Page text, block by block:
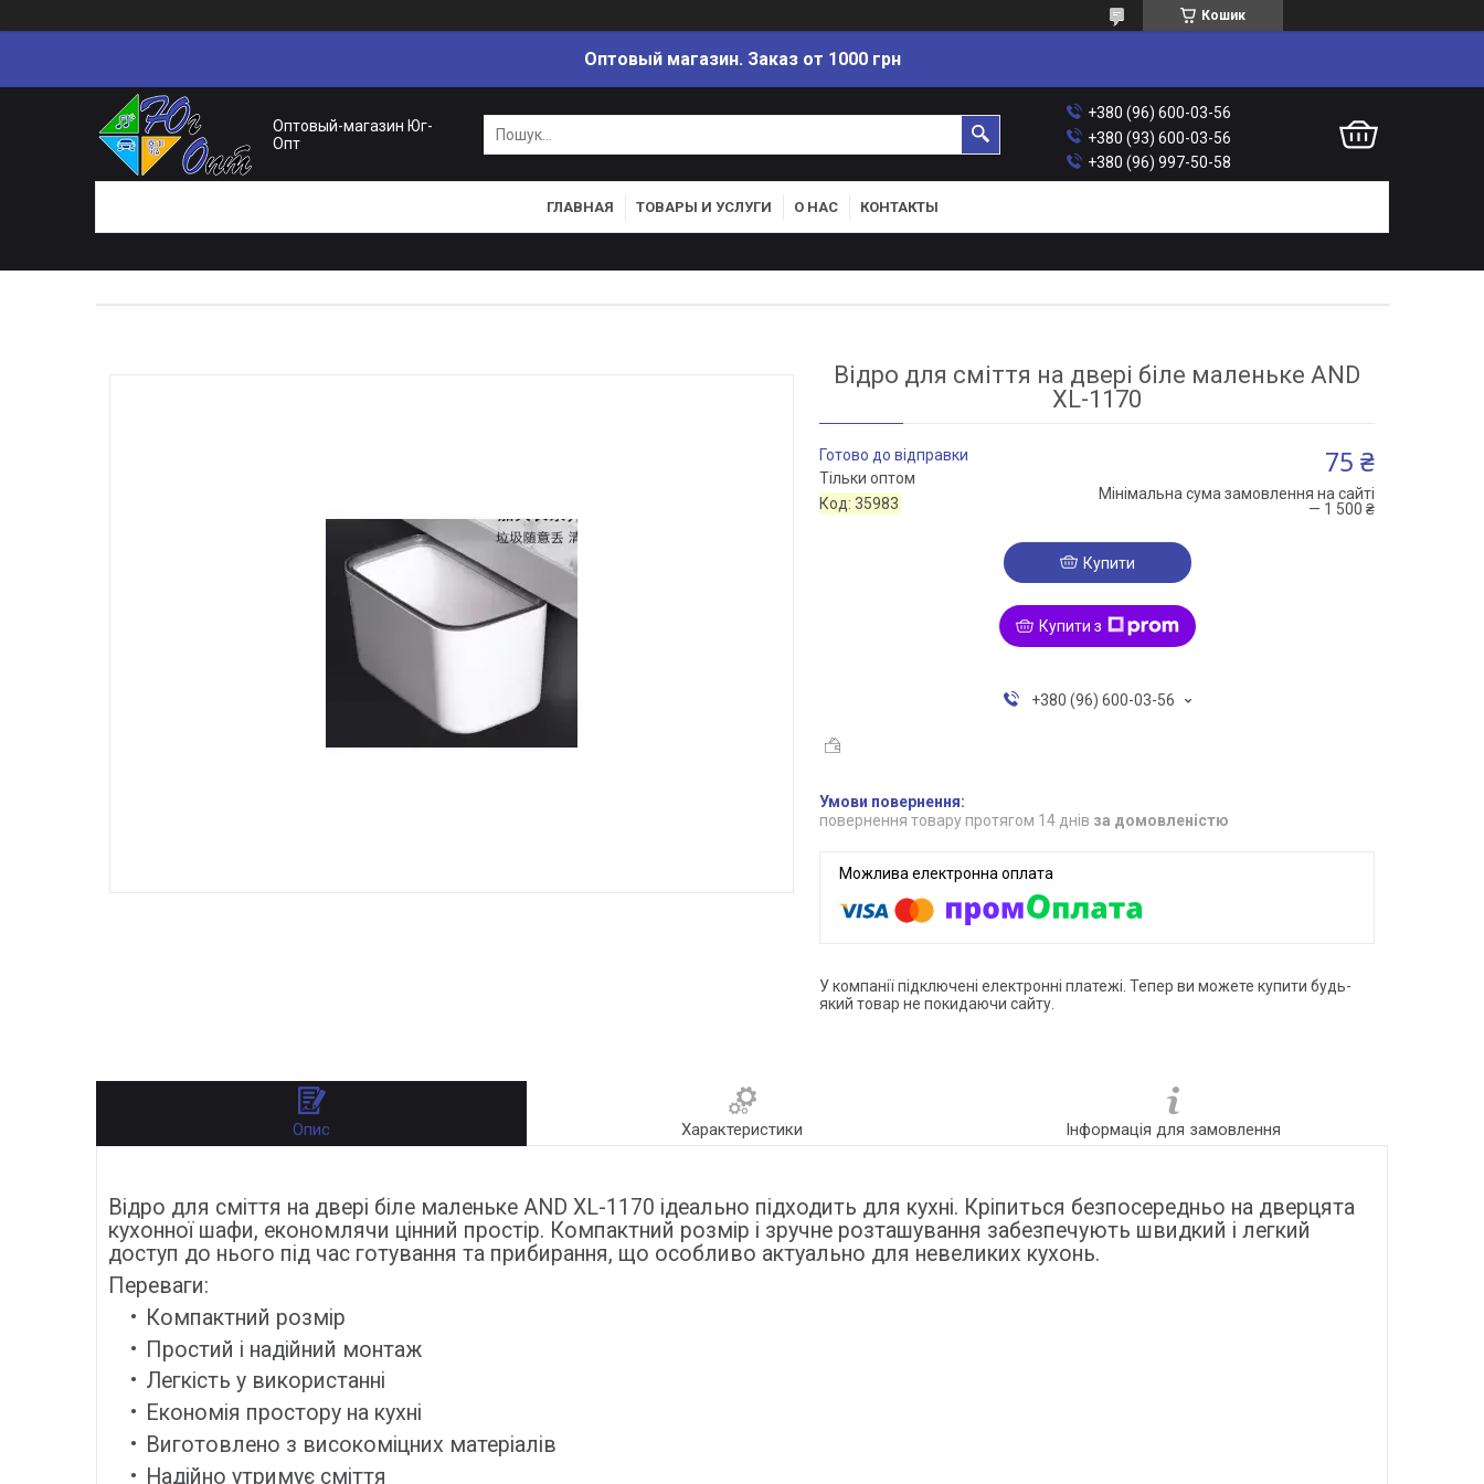
Кошик
Оптовый магазин. Заказ от 1000 грн
Оптовый-магазин Юг-
Опт
+380 (96) 600-03-56
+380 (93) 600-03-56
+380 (96) 997-50-58
ГЛАВНАЯ ТОВАРЫ И УСЛУГИ О НАС КОНТАКТЫ
Відро для сміття на двері біле маленьке AND
XL-1170
Готово до відправки
Тільки оптом
Код:35983
75 ₴
Мінімальна сума замовлення на сайті
— 1 500 ₴
Купити
Купити з
+380 (96) 600-03-56
повернення товару протягом 14 днів за домовленістю
У компанії підключені електронні платежі. Тепер ви можете купити будь-
який товар не покидаючи сайту.
Опис Характеристики Інформація для замовлення
Відро для сміття на двері біле маленьке AND XL-1170 ідеально підходить для кухні. Кріпиться безпосередньо на дверцята
кухонної шафи, економлячи цінний простір. Компактний розмір і зручне розташування забезпечують швидкий і легкий
доступ до нього під час готування та прибирання, що особливо актуально для невеликих кухонь.
Переваги:
Компактний розмір
Простий і надійний монтаж
Легкість у використанні
Економія простору на кухні
Виготовлено з високоміцних матеріалів
Надійно утримує сміття